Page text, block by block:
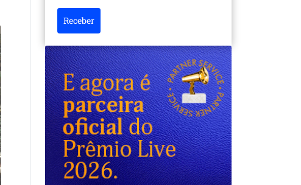
Receber